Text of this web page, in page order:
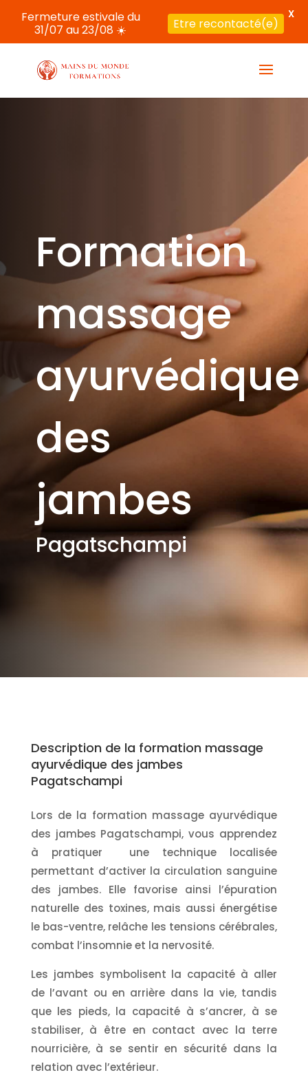
Formation
massage
ayurvédique
des
jambes
Pagatschampi
Description de la formation massage
ayurvédique des jambes
Pagatschampi
Lors de la formation massage ayurvédique
des jambes Pagatschampi, vous apprendez
à pratiquer une technique localisée
permettant d’activer la circulation sanguine
des jambes. Elle favorise ainsi l’épuration
naturelle des toxines, mais aussi énergétise
le bas-ventre, relâche les tensions cérébrales,
combat l’insomnie et la nervosité.
Les jambes symbolisent la capacité à aller
de l’avant ou en arrière dans la vie, tandis
que les pieds, la capacité à s’ancrer, à se
stabiliser, à être en contact avec la terre
nourricière, à se sentir en sécurité dans la
relation avec l’extérieur.
Fermeture estivale du
31/07 au 23/08 ☀️
Etre recontacté(e)
X